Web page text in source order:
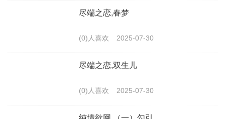
尽端之恋,春梦
(0)人喜欢 2025-07-30
尽端之恋,双生儿
(0)人喜欢 2025-07-30